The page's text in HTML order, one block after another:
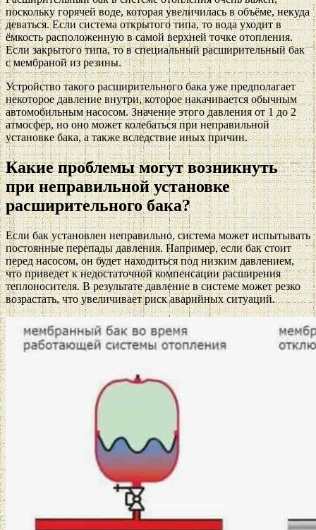
поскольку горячей воде, которая увеличилась в объёме, некуда
деваться. Если система открытого типа, то вода уходит в
ёмкость расположенную в самой верхней точке отопления.
Если закрытого типа, то в специальный расширительный бак
с мембраной из резины.
Устройство такого расширительного бака уже предполагает
некоторое давление внутри, которое накачивается обычным
автомобильным насосом. Значение этого давления от 1 до 2
атмосфер, но оно может колебаться при неправильной
установке бака, а также вследствие иных причин.
Какие проблемы могут возникнуть
при неправильной установке
расширительного бака?
Если бак установлен неправильно, система может испытывать
постоянные перепады давления. Например, если бак стоит
перед насосом, он будет находиться под низким давлением,
что приведет к недостаточной компенсации расширения
теплоносителя. В результате давление в системе может резко
возрастать, что увеличивает риск аварийных ситуаций.